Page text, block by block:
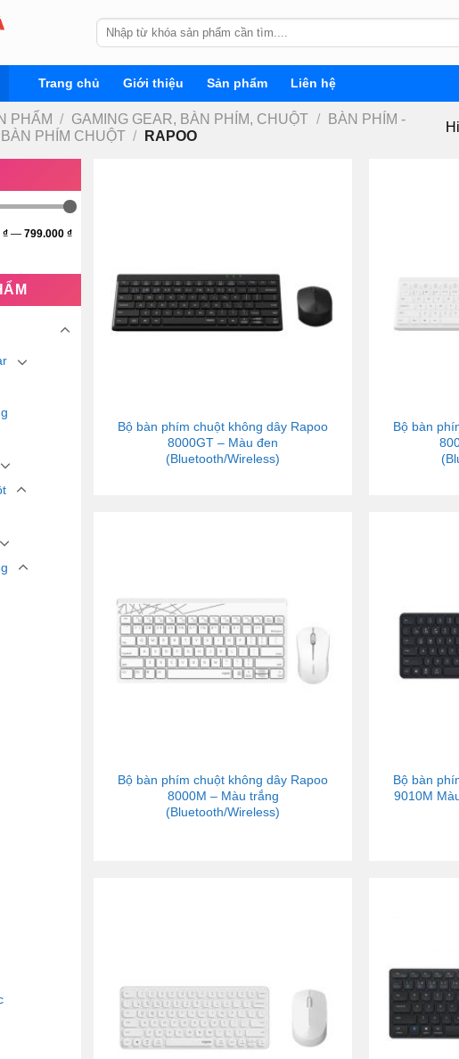
Tìm
kiếm:
Trang chủ Giới thiệu Sản phẩm Liên hệ
PHẨM / GAMING GEAR, BÀN PHÍM, CHUỘT /
BÀN PHÍM -
PHÍM CHUỘT / RAPOO
₫— 799.000 ₫
Bộ bàn phím chuột không dây Rapoo
8000GT – Màu đen
(Bluetooth/Wireless)
Bộ bàn
Bộ bàn phím chuột không dây Rapoo
8000M – Màu trắng
(Bluetooth/Wireless)
Bộ bàn
9010M